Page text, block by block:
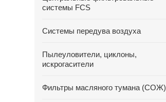
системы FCS
Системы передува воздуха
Пылеуловители, циклоны,
искрогасители
Фильтры масляного тумана (СОЖ)